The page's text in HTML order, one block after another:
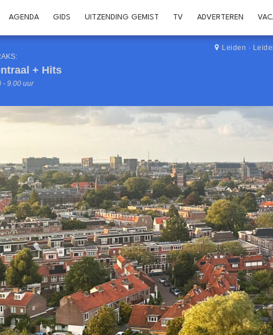
AGENDA GIDS UITZENDING GEMIST TV ADVERTEREN
+ Hits
- 9.00 uur
Leiden ·